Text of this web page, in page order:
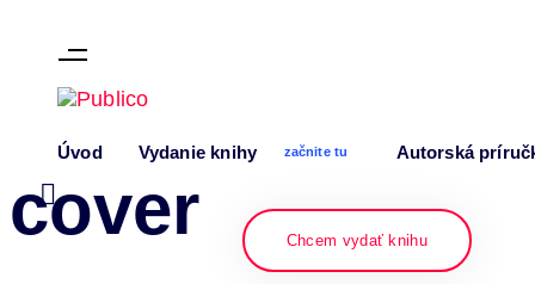
Úvod Vydanie knihy začnite tu Autorská
Chcem vydať knihu
cover